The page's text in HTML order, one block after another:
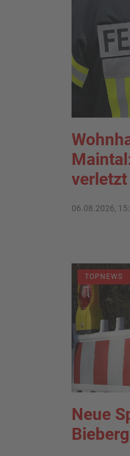
verletzt
06.08.2026,
TOPNEWS
Neue